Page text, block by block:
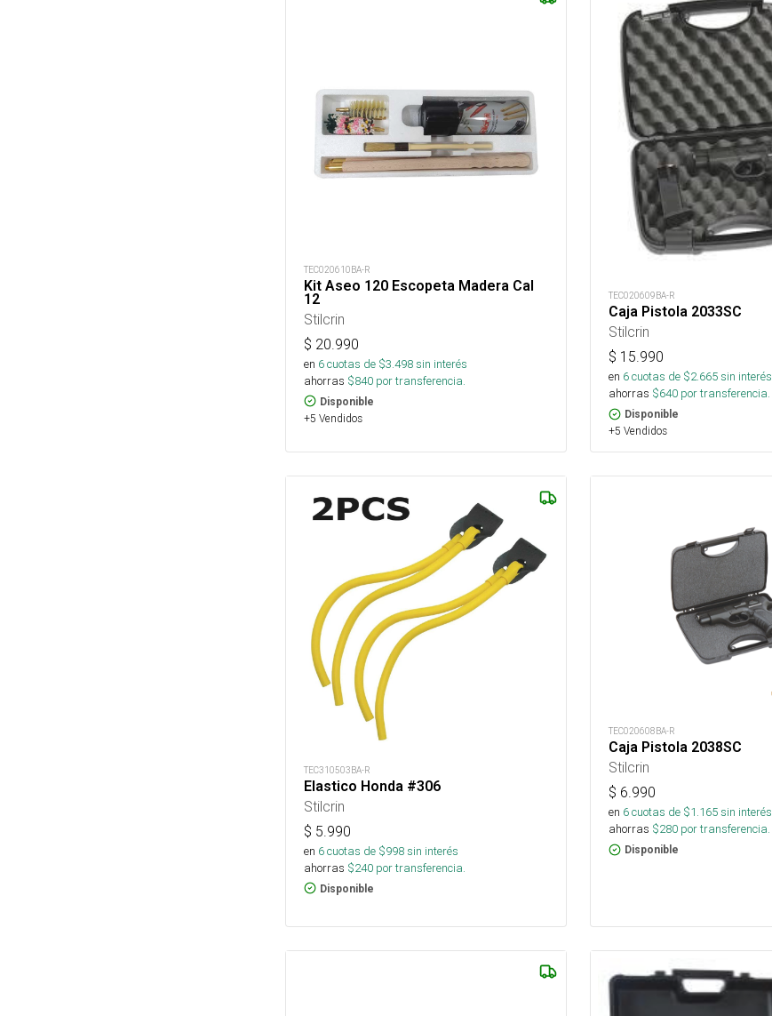
TEC020610BA-R
Kit Aseo 120 Escopeta Madera Cal
12
Stilcrin
$ 20.990
en 6cuotas de $3.498sin interés
ahorras $840 por transferencia.
Disponible
+5 Vendidos
TEC020609BA-R
Caja Pistola 2033SC
Stilcrin
$ 15.990
en 6cuotas de $2.665sin interés
ahorras $640por transferencia.
Disponible
+5 Vendidos
TEC310503BA-R
Elastico Honda #306
Stilcrin
$ 5.990
en 6cuotas de $998sin interés
ahorras $240 por transferencia.
Disponible
TEC020608BA-R
Caja Pistola 2038SC
Stilcrin
$ 6.990
en 6cuotas de $1.165sin interés
ahorras $280por transferencia.
Disponible